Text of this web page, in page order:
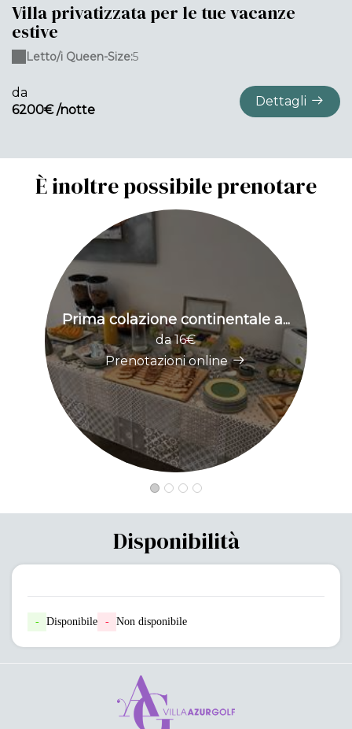
Villa privatizzata per le tue vacanze
estive
da
6200€ /notte
Dettagli
Letto/i Queen-Size:5
È inoltre possibile prenotare
Prima colazione continentale a...
da 16€
Prenotazioni online
Disponibilità
- Disponibile - Non disponibile